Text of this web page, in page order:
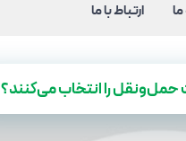
ما ارتباط با ما
را انتخاب می‌کنند؟